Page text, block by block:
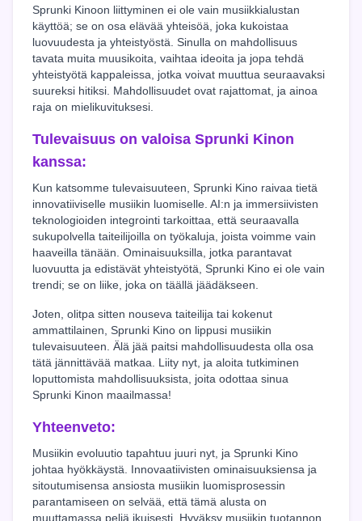
Sprunki Kinoon liittyminen ei ole vain musiikkialustan
käyttöä; se on osa elävää yhteisöä, joka kukoistaa
luovuudesta ja yhteistyöstä. Sinulla on mahdollisuus
tavata muita muusikoita, vaihtaa ideoita ja jopa tehdä
yhteistyötä kappaleissa, jotka voivat muuttua seuraavaksi
suureksi hitiksi. Mahdollisuudet ovat rajattomat, ja ainoa
raja on mielikuvituksesi.
Tulevaisuus on valoisa Sprunki Kinon
kanssa:
Kun katsomme tulevaisuuteen, Sprunki Kino raivaa tietä
innovatiiviselle musiikin luomiselle. AI:n ja immersiivisten
teknologioiden integrointi tarkoittaa, että seuraavalla
sukupolvella taiteilijoilla on työkaluja, joista voimme vain
haaveilla tänään. Ominaisuuksilla, jotka parantavat
luovuutta ja edistävät yhteistyötä, Sprunki Kino ei ole vain
trendi; se on liike, joka on täällä jäädäkseen.
Joten, olitpa sitten nouseva taiteilija tai kokenut
ammattilainen, Sprunki Kino on lippusi musiikin
tulevaisuuteen. Älä jää paitsi mahdollisuudesta olla osa
tätä jännittävää matkaa. Liity nyt, ja aloita tutkiminen
loputtomista mahdollisuuksista, joita odottaa sinua
Sprunki Kinon maailmassa!
Yhteenveto:
Musiikin evoluutio tapahtuu juuri nyt, ja Sprunki Kino
johtaa hyökkäystä. Innovaatiivisten ominaisuuksiensa ja
sitoutumisensa ansiosta musiikin luomisprosessin
parantamiseen on selvää, että tämä alusta on
muuttamassa peliä ikuisesti. Hyväksy musiikin tuotannon